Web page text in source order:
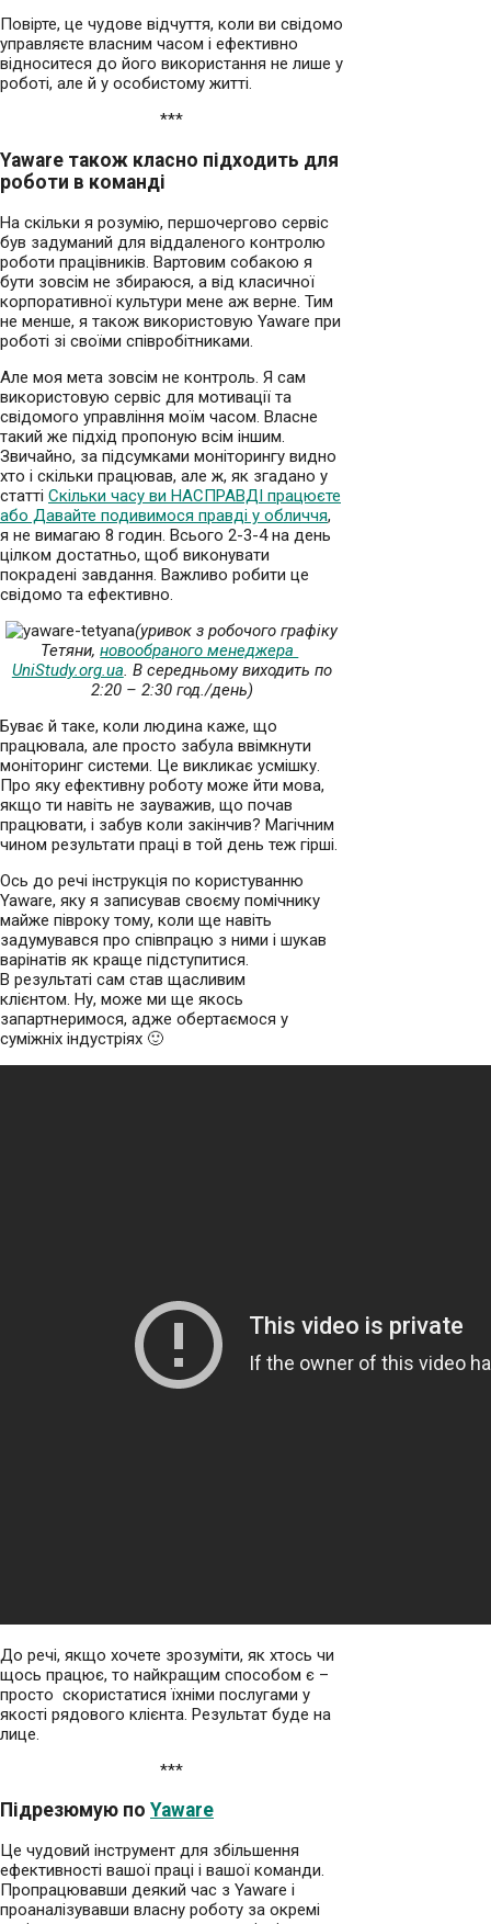
Повірте, це чудове відчуття, коли ви свідомо
управляєте власним часом і ефективно
відноситеся до його використання не лише у
роботі, але й у особистому житті.
***
Yaware також класно підходить для
роботи в команді
На скільки я розумію, першочергово сервіс
був задуманий для віддаленого контролю
роботи працівників. Вартовим собакою я
бути зовсім не збираюся, а від класичної
корпоративної культури мене аж верне. Тим
не менше, я також використовую Yaware при
роботі зі своїми співробітниками.
Але моя мета зовсім не контроль. Я сам
використовую сервіс для мотивації та
свідомого управління моїм часом. Власне
такий же підхід пропоную всім іншим.
Звичайно, за підсумками моніторингу видно
хто і скільки працював, але ж, як згадано у
статті Скільки часу ви НАСПРАВДІ працюєте
або Давайте подивимося правді у обличчя,
я не вимагаю 8 годин. Всього 2-3-4 на день
цілком достатньо, щоб виконувати
покрадені завдання. Важливо робити це
свідомо та ефективно.
(уривок з робочого графіку
Тетяни,новообраного менеджера
UniStudy.org.ua . В середньому виходить по
2:20 – 2:30 год./день)
Буває й таке, коли людина каже, що
працювала, але просто забула ввімкнути
моніторинг системи. Це викликає усмішку.
Про яку ефективну роботу може йти мова,
якщо ти навіть не зауважив, що почав
працювати, і забув коли закінчив? Магічним
чином результати праці в той день теж гірші.
Ось до речі інструкція по користуванню
Yaware, яку я записував своєму помічнику
майже півроку тому, коли ще навіть
задумувався про співпрацю з ними і шукав
варінатів як краще підступитися.
В результаті сам став щасливим
клієнтом. Ну, може ми ще якось
запартнеримося, адже обертаємося у
суміжніх індустріях 🙂
До речі, якщо хочете зрозуміти, як хтось чи
щось працює, то найкращим способом є –
просто скористатися їхніми послугами у
якості рядового клієнта. Результат буде на
лице.
***
Підрезюмую по Yaware
Це чудовий інструмент для збільшення
ефективності вашої праці і вашої команди.
Пропрацювавши деякий час з Yaware і
проаналізувавши власну роботу за окремі